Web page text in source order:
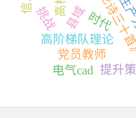
《论诗
高阶梯队理论
时代
党员教师
提升
电气cad
挑战 县域